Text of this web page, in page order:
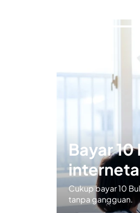
Bayar 10
Cukup bayar 10
tanpa gangguan.